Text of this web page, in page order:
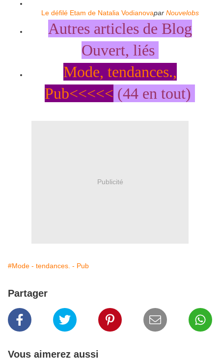
Le défilé Etam de Natalia Vodianovapar Nouvelobs
Autres articles de Blog
Ouvert, liés
Mode, tendances.,
Pub<<<<< (44 en tout)
Publicité
#Mode - tendances. - Pub
Partager
Vous aimerez aussi